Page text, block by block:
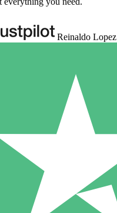
Reinaldo Lopez